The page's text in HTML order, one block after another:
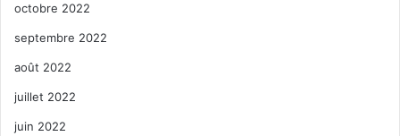
octobre 2022
septembre 2022
août 2022
juillet 2022
juin 2022